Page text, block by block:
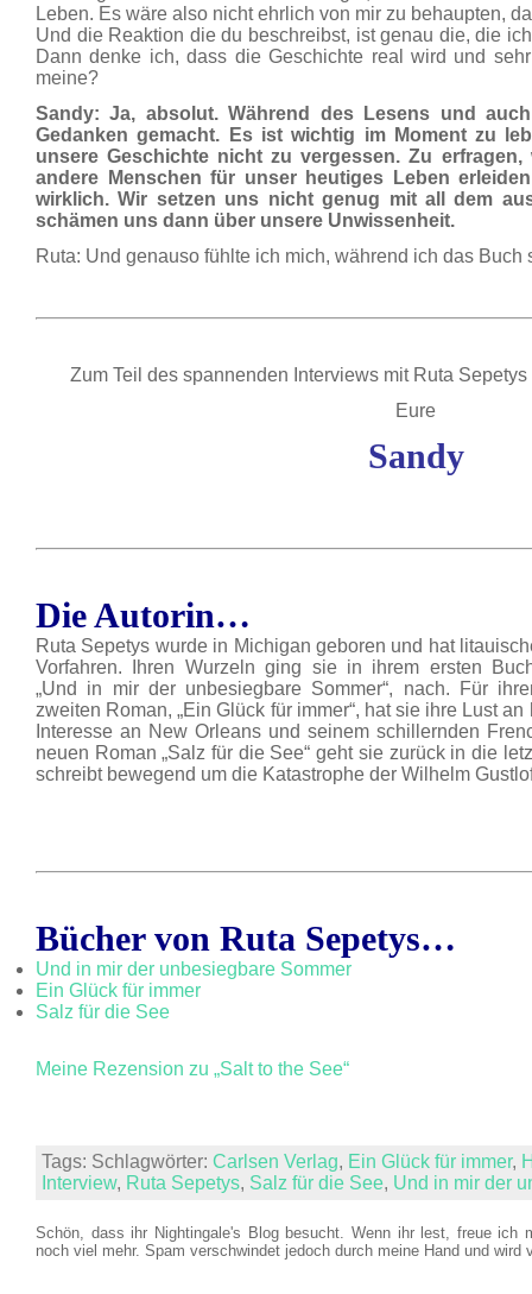
Leben. Es wäre also nicht ehrlich von mir zu behaupten,
Und die Reaktion die du beschreibst, ist genau die, die
Dann denke ich, dass die Geschichte real wird und
meine?
Sandy: Ja, absolut. Während des Lesens und
Gedanken gemacht. Es ist wichtig im Moment zu
unsere Geschichte nicht zu vergessen. Zu
andere Menschen für unser heutiges Leben
wirklich. Wir setzen uns nicht genug mit all dem
schämen uns dann über unsere Unwissenheit.
Ruta: Und genauso fühlte ich mich, während ich das Buch
Zum Teil des spannenden Interviews mit Ruta
Eure
Sandy
Die Autorin…
Ruta Sepetys wurde in Michigan geboren und hat
Vorfahren. Ihren Wurzeln ging sie in ihrem ersten
„Und in mir der unbesiegbare Sommer“, nach. Für
zweiten Roman, „Ein Glück für immer“, hat sie ihre Lust
Interesse an New Orleans und seinem schillernden
neuen Roman „Salz für die See“ geht sie zurück in die
schreibt bewegend um die Katastrophe der Wilhelm
Bücher von Ruta Sepetys…
Und in mir der unbesiegbare Sommer
Ein Glück für immer
Salz für die See
Meine Rezension zu „Salt to the See“
Tags: Schlagwörter: Carlsen Verlag, Ein Glück für immer,
Interview, Ruta Sepetys, Salz für die See, Und in mir der
Schön, dass ihr Nightingale's Blog besucht. Wenn ihr lest, freue ich
noch viel mehr. Spam verschwindet jedoch durch meine Hand und wird